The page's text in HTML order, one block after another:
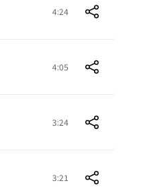
4:24
4:05
3:24
3:21